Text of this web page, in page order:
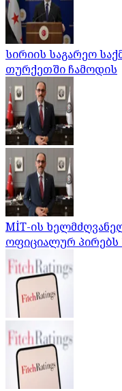
სირიის საგარეო
თურქეთში ჩამოდის
MİT-ის
ოფიციალურ პირებს